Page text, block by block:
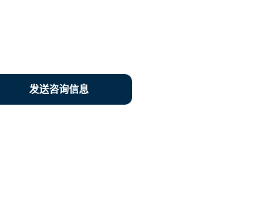
发送咨询信息